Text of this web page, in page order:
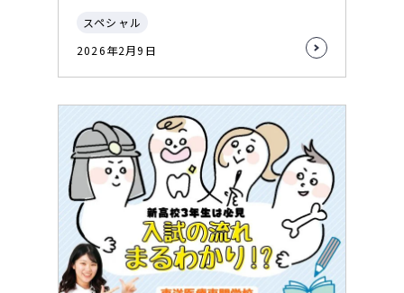
スペシャル
2026年2月9日